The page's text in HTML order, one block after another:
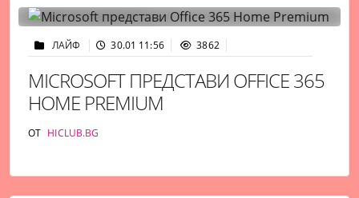
ЛАЙФ 30.01 11:56 3862
MICROSOFT ПРЕДСТАВИ OFFICE 365
HOME PREMIUM
ОТ HICLUB.BG